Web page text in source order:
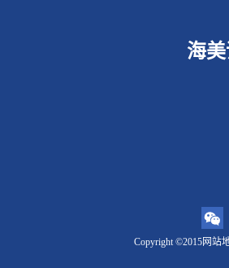
海
Copyright ©2015网站